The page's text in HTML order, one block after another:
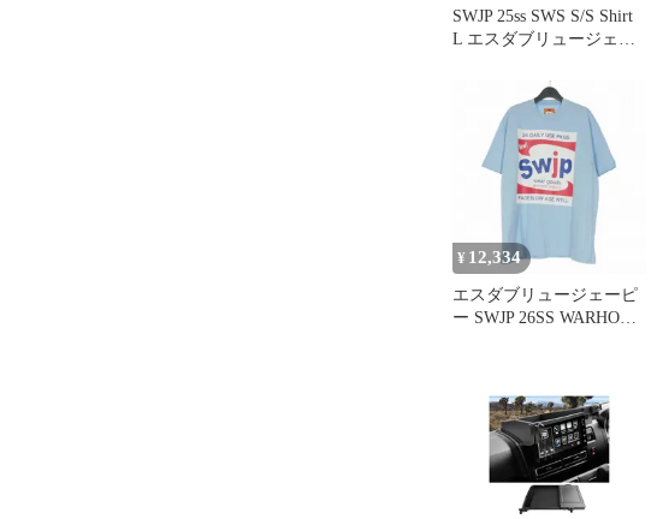
SWJP 25ss SWS S/S Shirt
L エスダブリュージェー
Sean Wotherspoon ショー
ン・ウェザースプーン 総
柄 シャツ 新品タグ付
¥ 12,334
エスダブリュージェーピ
ー SWJP 26SS WARHOL